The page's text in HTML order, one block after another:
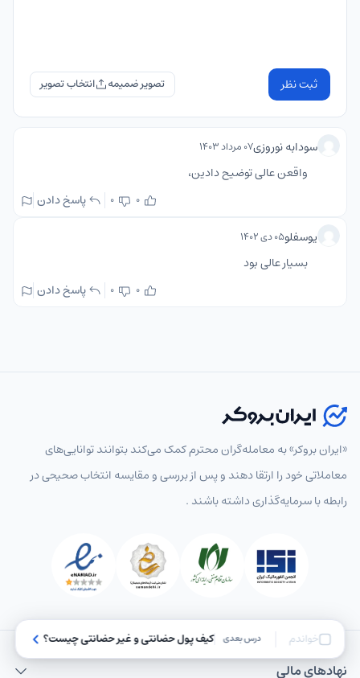
ثبت نظر تصویر ضمیمه
سودابه نوروزی۰۷ مرداد ۱۴۰۳
واقعن عالی توضیح دادین،
0
0
پاسخ دادن
یوسفلو۰۵ دی ۱۴۰۲
بسیار عالی بود
0
0 پاسخ دادن
«ایران بروکر» به معامله‌گران محترم کمک می‌کند بتوانند توانایی‌های
معاملاتی خود را ارتقا دهند و پس از بررسی و مقایسه انتخاب‌ صحیحی در
رابطه با سرمایه‌گذاری داشته باشند .
نهاد‌های مالی
خواندم درس بعدی کیف پول حضانتی و غیر حضانتی چیست؟